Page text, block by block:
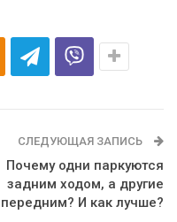
СЛЕДУЮЩАЯ ЗАПИСЬ
Почему одни паркуются
задним ходом, а другие
передним? И как лучше?